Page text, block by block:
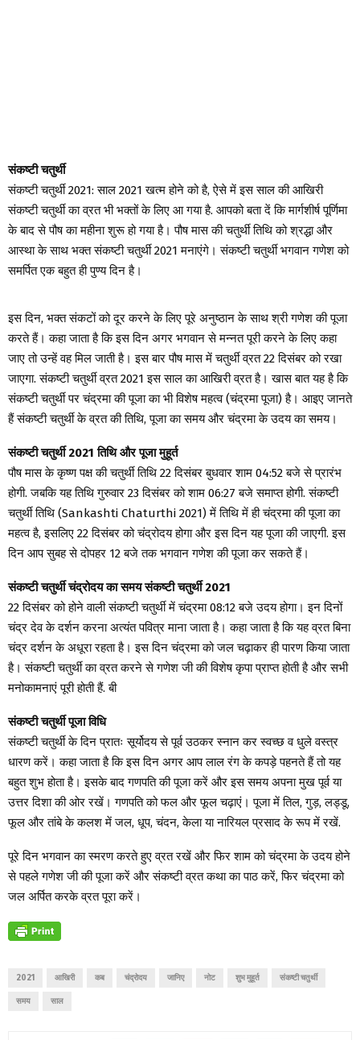
संकष्टी चतुर्थी
संकष्टी चतुर्थी 2021: साल 2021 खत्म होने को है, ऐसे में इस साल की आखिरी
संकष्टी चतुर्थी का व्रत भी भक्तों के लिए आ गया है. आपको बता दें कि मार्गशीर्ष पूर्णिमा
के बाद से पौष का महीना शुरू हो गया है। पौष मास की चतुर्थी तिथि को श्रद्धा और
आस्था के साथ भक्त संकष्टी चतुर्थी 2021 मनाएंगे। संकष्टी चतुर्थी भगवान गणेश को
समर्पित एक बहुत ही पुण्य दिन है।
इस दिन, भक्त संकटों को दूर करने के लिए पूरे अनुष्ठान के साथ श्री गणेश की पूजा
करते हैं। कहा जाता है कि इस दिन अगर भगवान से मन्नत पूरी करने के लिए कहा
जाए तो उन्हें वह मिल जाती है। इस बार पौष मास में चतुर्थी व्रत 22 दिसंबर को रखा
जाएगा. संकष्टी चतुर्थी व्रत 2021 इस साल का आखिरी व्रत है। खास बात यह है कि
संकष्टी चतुर्थी पर चंद्रमा की पूजा का भी विशेष महत्व (चंद्रमा पूजा) है। आइए जानते
हैं संकष्टी चतुर्थी के व्रत की तिथि, पूजा का समय और चंद्रमा के उदय का समय।
संकष्टी चतुर्थी 2021 तिथि और पूजा मुहूर्त
पौष मास के कृष्ण पक्ष की चतुर्थी तिथि 22 दिसंबर बुधवार शाम 04:52 बजे से प्रारंभ
होगी. जबकि यह तिथि गुरुवार 23 दिसंबर को शाम 06:27 बजे समाप्त होगी. संकष्टी
चतुर्थी तिथि (Sankashti Chaturthi 2021) में तिथि में ही चंद्रमा की पूजा का
महत्व है, इसलिए 22 दिसंबर को चंद्रोदय होगा और इस दिन यह पूजा की जाएगी. इस
दिन आप सुबह से दोपहर 12 बजे तक भगवान गणेश की पूजा कर सकते हैं।
संकष्टी चतुर्थी चंद्रोदय का समय संकष्टी चतुर्थी 2021
22 दिसंबर को होने वाली संकष्टी चतुर्थी में चंद्रमा 08:12 बजे उदय होगा। इन दिनों
चंद्र देव के दर्शन करना अत्यंत पवित्र माना जाता है। कहा जाता है कि यह व्रत बिना
चंद्र दर्शन के अधूरा रहता है। इस दिन चंद्रमा को जल चढ़ाकर ही पारण किया जाता
है। संकष्टी चतुर्थी का व्रत करने से गणेश जी की विशेष कृपा प्राप्त होती है और सभी
मनोकामनाएं पूरी होती हैं. बी
संकष्टी चतुर्थी पूजा विधि
संकष्टी चतुर्थी के दिन प्रातः सूर्योदय से पूर्व उठकर स्नान कर स्वच्छ व धुले वस्त्र
धारण करें। कहा जाता है कि इस दिन अगर आप लाल रंग के कपड़े पहनते हैं तो यह
बहुत शुभ होता है। इसके बाद गणपति की पूजा करें और इस समय अपना मुख पूर्व या
उत्तर दिशा की ओर रखें। गणपति को फल और फूल चढ़ाएं। पूजा में तिल, गुड़, लड्डू,
फूल और तांबे के कलश में जल, धूप, चंदन, केला या नारियल प्रसाद के रूप में रखें.
पूरे दिन भगवान का स्मरण करते हुए व्रत रखें और फिर शाम को चंद्रमा के उदय होने
से पहले गणेश जी की पूजा करें और संकष्टी व्रत कथा का पाठ करें, फिर चंद्रमा को
जल अर्पित करके व्रत पूरा करें।
2021 आखिरी कब चंद्रोदय जानिए नोट शुभ मुहूर्त संकष्टी चतुर्थी
समय साल